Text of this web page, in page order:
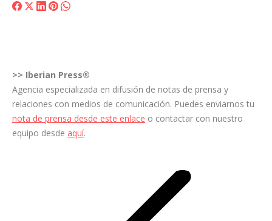
ShareShareShare
ShareShare
>> Iberian Press®
Agencia especializada en difusión de notas de prensa y
relaciones con medios de comunicación. Puedes enviarnos tu
nota de prensa desde este enlace o contactar con nuestro
equipo desde aquí.